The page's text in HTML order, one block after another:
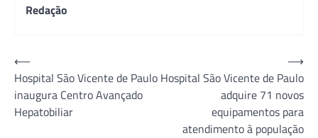
Redação
Navegação
de
Post
⟵
Hospital São Vicente de Paulo
inaugura Centro Avançado
Hepatobiliar
Hospital São Vicente de Paulo
adquire 71 novos
equipamentos para
atendimento à população
⟶